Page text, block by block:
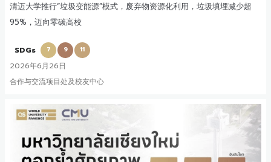
清迈大学推行“垃圾变能源”模式，废弃物资源化利用，垃圾填埋减少超
95%，迈向零碳高校
SDGs 7 9 11
2026年6月26日
合作与交流项目处及校友中心